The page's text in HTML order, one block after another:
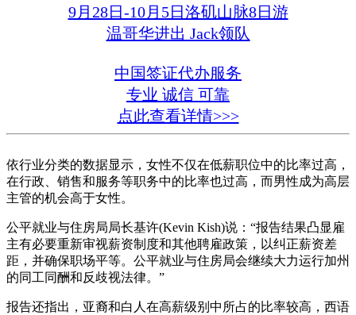
9月28日-10月5日洛矶山脉8日游
温哥华进出 Jack领队
中国签证代办服务
专业 诚信 可靠
点此查看详情>>>
依行业分类的数据显示，女性不仅在低薪职位中的比率过高，
在行政、销售和服务等职务中的比率也过高，而男性成为高层
主管的机会高于女性。
公平就业与住房局局长基许(Kevin Kish)说：“报告结果凸显雇
主有必要重新审视薪资制度和其他聘雇政策，以纠正薪资差
距，并确保职场平等。公平就业与住房局会继续大力运行加州
的同工同酬和反歧视法律。”
报告还指出，亚裔和白人在高薪级别中所占的比率较高，西语